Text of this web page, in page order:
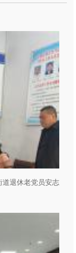
退休老党员安志